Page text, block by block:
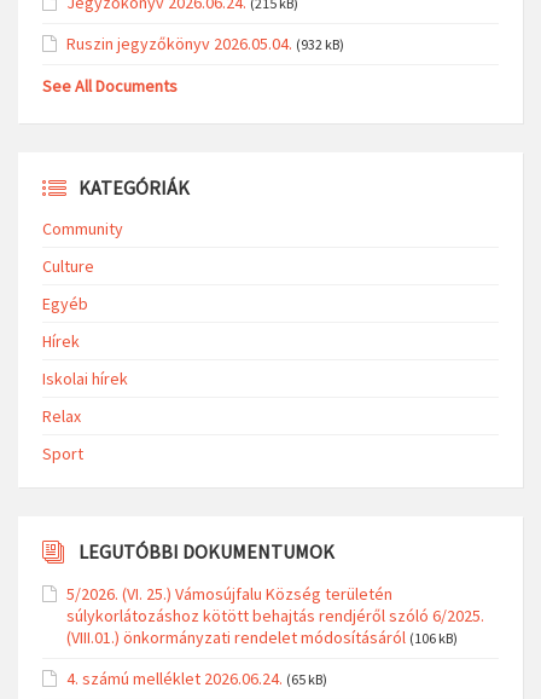
Ruszin jegyzőkönyv 2026.05.04. (932 kB)
See All Documents
KATEGÓRIÁK
Community
Culture
Egyéb
Hírek
Iskolai hírek
Relax
Sport
LEGUTÓBBI DOKUMENTUMOK
5/2026. (VI. 25.) Vámosújfalu Község területén
súlykorlátozáshoz kötött behajtás rendjéről szóló 6/2025.
(VIII.01.) önkormányzati rendelet módosításáról (106 kB)
4. számú melléklet 2026.06.24. (65 kB)